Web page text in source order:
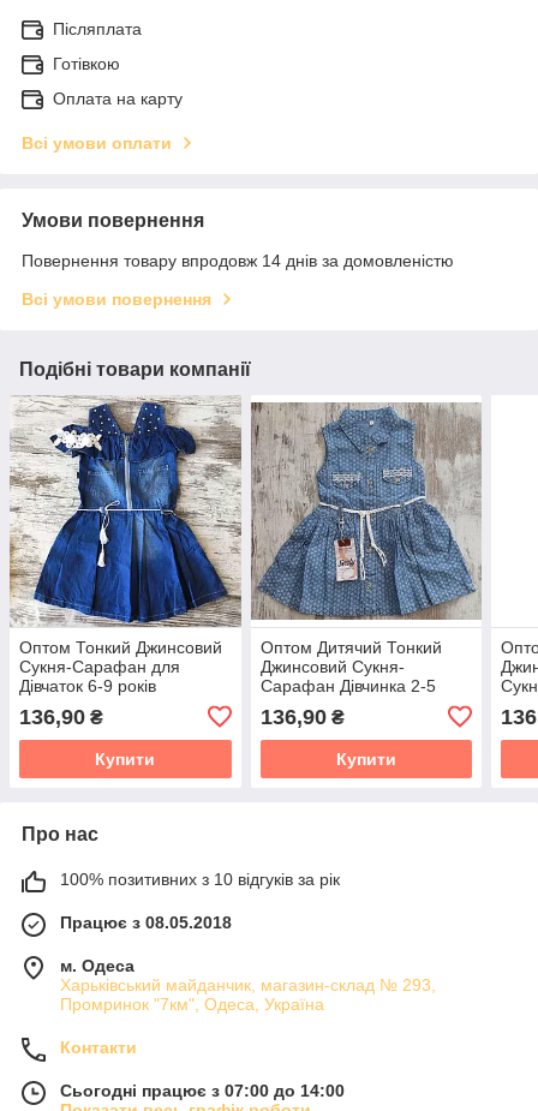
Післяплата
Готівкою
Оплата на карту
Всі умови оплати
Умови повернення
Повернення товару впродовж 14 днів за домовленістю
Всі умови повернення
Подібні товари компанії
Оптом Тонкий Джинсовий
Сукня-Сарафан для
Дівчаток 6-9 років
136,90 ₴
Купити
Оптом Дитячий Тонкий
Джинсовий Сукня-
Сарафан Дівчинка 2-5
136,90₴
Купити
Про нас
100% позитивних з 10 відгуків за рік
Працює з 08.05.2018
м. Одеса
Харьківський майданчик, магазин-склад № 293,
Промринок "7км", Одеса, Україна
Контакти
Сьогодні працює з 07:00 до 14:00